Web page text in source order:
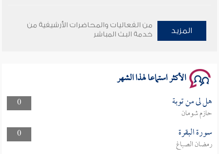
المزيد
من الفعاليات والمحاضرات الأرشيفية من
خدمة البث المباشر
الأكثر استماعا لهذا الشهر
0 هل لى من توبة
حازم شومان
0
سورة البقرة
رمضان الصباغ